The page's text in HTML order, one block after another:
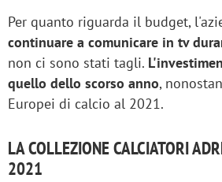
Per quanto riguarda il budget,
continuare a comunicare in tv
non ci sono stati tagli.
quello dello scorso anno,
Europei di calcio al 2021.
LA COLLEZIONE CALCIATORI
2021